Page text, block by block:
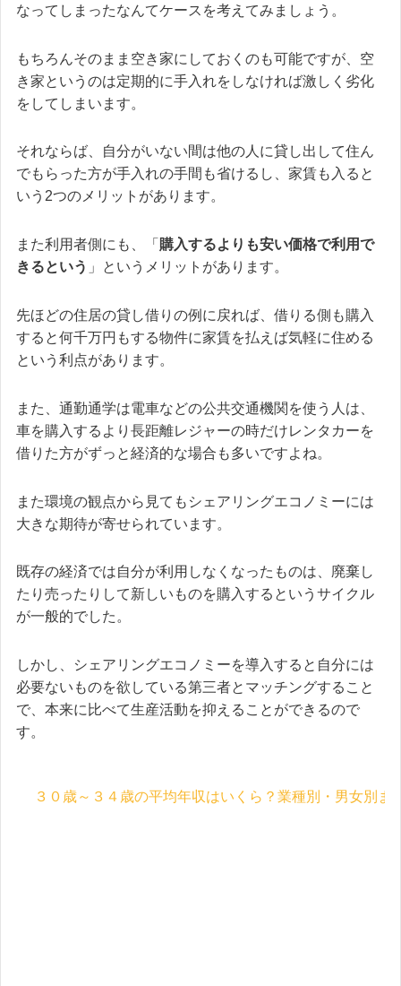
なってしまったなんてケースを考えてみましょう。
もちろんそのまま空き家にしておくのも可能ですが、空
き家というのは定期的に手入れをしなければ激しく劣化
をしてしまいます。
それならば、自分がいない間は他の人に貸し出して住ん
でもらった方が手入れの手間も省けるし、家賃も入ると
いう2つのメリットがあります。
また利用者側にも、「 購入するよりも安い価格で利用で
きるという 」というメリットがあります。
先ほどの住居の貸し借りの例に戻れば、借りる側も購入
すると何千万円もする物件に家賃を払えば気軽に住める
という利点があります。
また、通勤通学は電車などの公共交通機関を使う人は、
車を購入するより長距離レジャーの時だけレンタカーを
借りた方がずっと経済的な場合も多いですよね。
また環境の観点から見てもシェアリングエコノミーには
大きな期待が寄せられています。
既存の経済では自分が利用しなくなったものは、廃棄し
たり売ったりして新しいものを購入するというサイクル
が一般的でした。
しかし、シェアリングエコノミーを導入すると自分には
必要ないものを欲している第三者とマッチングすること
で、本来に比べて生産活動を抑えることができるので
す。
３０歳～３４歳の平均年収はいくら？業種別・男女別ま